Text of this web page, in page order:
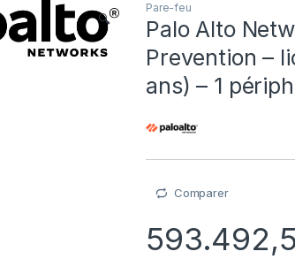
🔍
Pare-feu
Palo Alto
Prevention –
ans) – 1
Comparer